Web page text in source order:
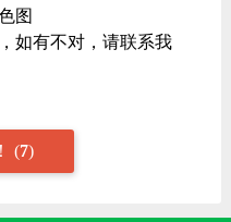
图
如有不对，请联系我
(7)